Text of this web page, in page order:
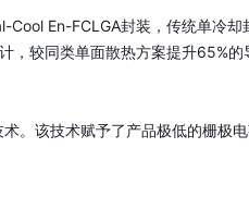
Cool En-FCLGA封装，传统单冷
，较同类单面散热方案提升65%
。该技术赋予了产品极低的栅极